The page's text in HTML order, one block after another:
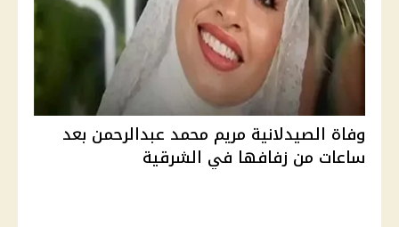
وفاة الصيدلانية مريم محمد عبدالرحمن بعد
ساعات من زفافها في الشرقية